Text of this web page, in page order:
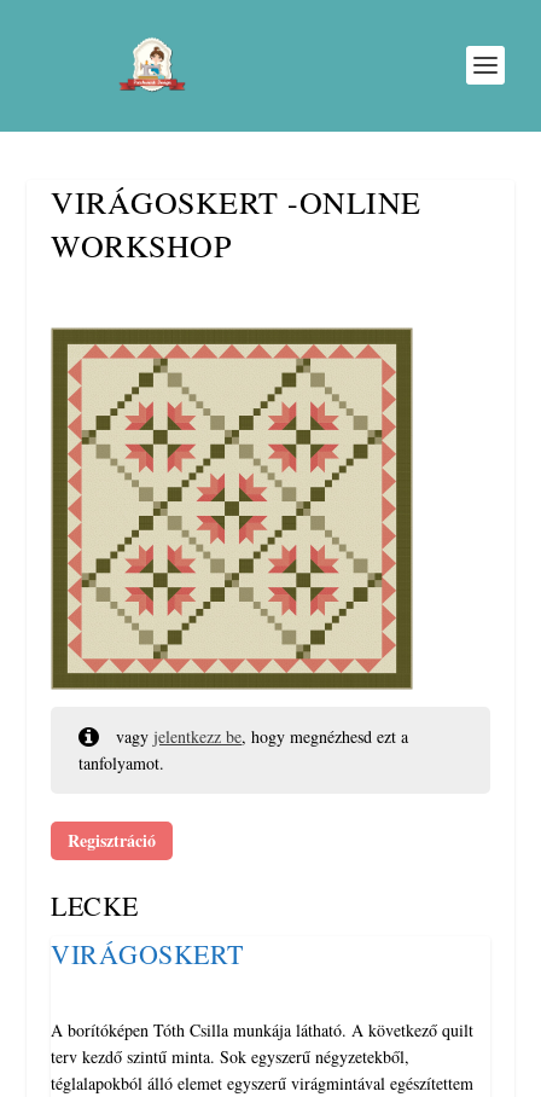
VIRÁGOSKERT -ONLINE
WORKSHOP
vagyjelentkezz be, hogy megnézhesd ezt a
tanfolyamot.
Regisztráció
LECKE
VIRÁGOSKERT
A borítóképen Tóth Csilla munkája látható. A következő quilt
terv kezdő szintű minta. Sok egyszerű négyzetekből,
téglalapokból álló elemet egyszerű virágmintával egészítettem